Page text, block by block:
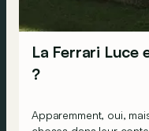
La Ferrari Luce
?
Apparemment, oui,